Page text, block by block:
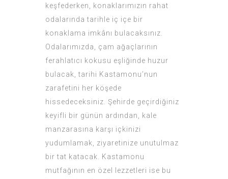
keşfederken, konaklarımızın rahat
odalarında tarihle iç içe bir
konaklama imkânı bulacaksınız.
Odalarımızda, çam ağaçlarının
ferahlatıcı kokusu eşliğinde huzur
bulacak, tarihi Kastamonu’nun
zarafetini her köşede
hissedeceksiniz. Şehirde geçirdiğiniz
keyifli bir günün ardından, kale
manzarasına karşı içkinizi
yudumlamak, ziyaretinize unutulmaz
bir tat katacak. Kastamonu
mutfağının en özel lezzetleri ise bu